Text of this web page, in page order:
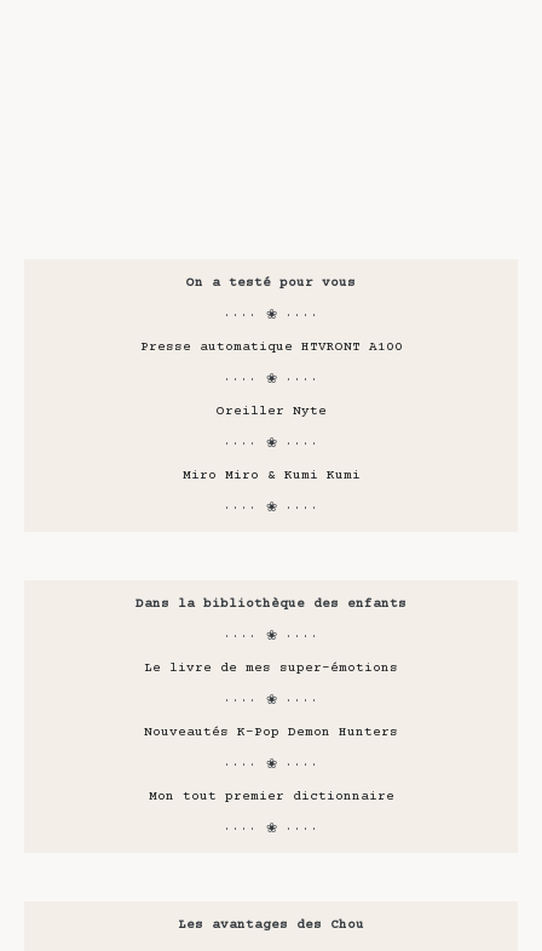
On a testé pour vous
···· ❀ ····
Presse automatique HTVRONT A100
···· ❀ ····
Oreiller Nyte
···· ❀ ····
Miro Miro & Kumi Kumi
···· ❀ ····
Dans la bibliothèque des enfants
···· ❀ ····
Le livre de mes super-émotions
···· ❀ ····
Nouveautés K-Pop Demon Hunters
···· ❀ ····
Mon tout premier dictionnaire
···· ❀ ····
Les avantages des Chou